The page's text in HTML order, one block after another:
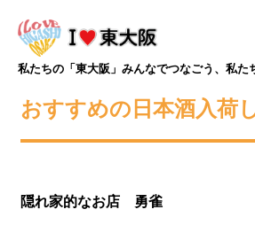
私たちの「東大阪」みんなでつなごう、私た
おすすめの日本酒入荷
隠れ家的なお店 勇雀